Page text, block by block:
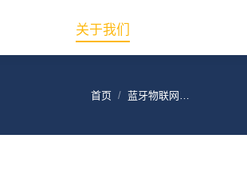
关于我们
首页 蓝牙物联网…